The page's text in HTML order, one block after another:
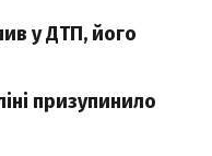
у ДТП, його
призупинило